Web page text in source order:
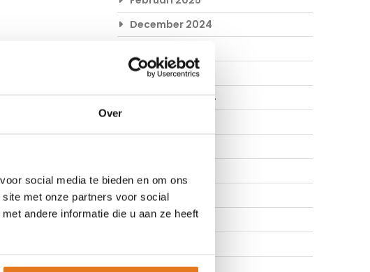
Over
social media te bieden en om ons
met onze partners voor social
andere informatie die u aan ze heeft
December 2024
Oktober 2024
September 2024
Mei 2024
April 2024
Februari 2024